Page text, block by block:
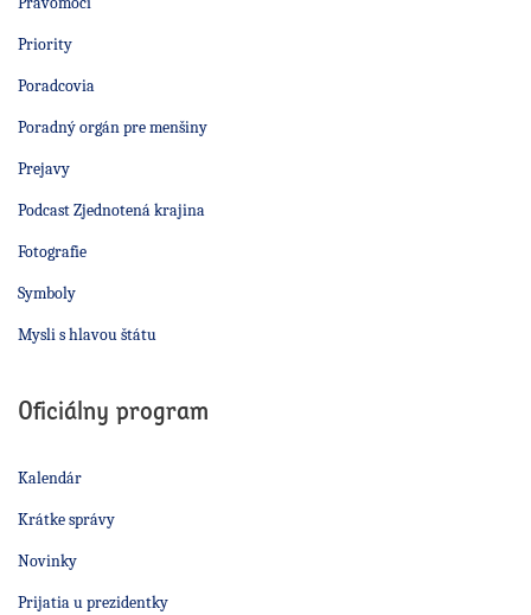
Priority
Poradcovia
Poradný orgán pre menšiny
Prejavy
Podcast Zjednotená krajina
Fotografie
Symboly
Mysli s hlavou štátu
Oficiálny program
Kalendár
Krátke správy
Novinky
Prijatia u prezidentky